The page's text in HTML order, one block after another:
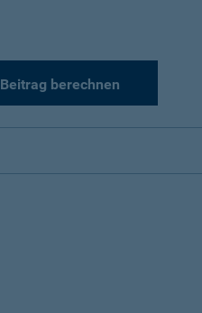
Beitrag berechnen